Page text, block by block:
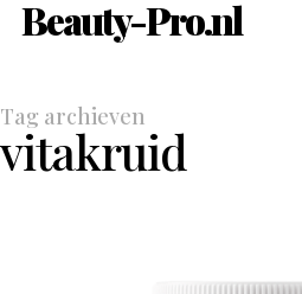
Beauty-Pro.nl
Tag archieven
vitakruid